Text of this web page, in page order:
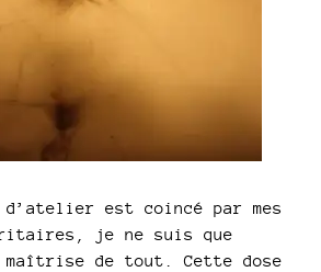
d’atelier est coincé par mes
je ne suis que
maîtrise de tout. Cette dose